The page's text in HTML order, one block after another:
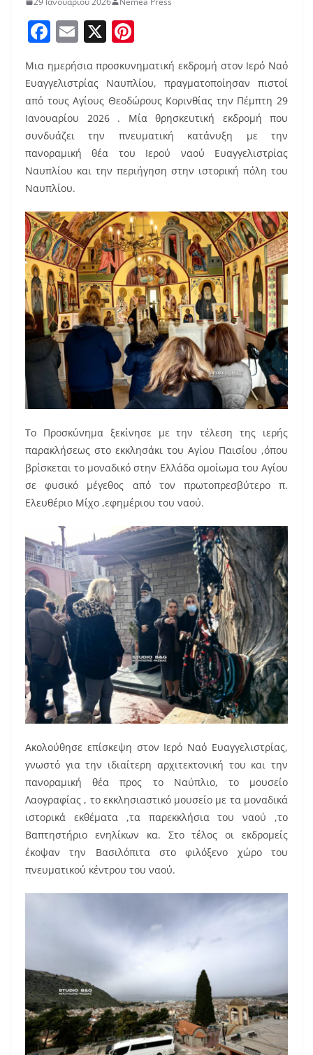
F
c
e
b
o
o
k
E
ai
l
X
er
e
st
Μια ημερήσια προσκυνηματική εκδρομή στον Ιερό Ναό
Ευαγγελιστρίας Ναυπλίου, πραγματοποίησαν πιστοί
από τους Αγίους Θεοδώρους Κορινθίας την Πέμπτη 29
Ιανουαρίου 2026 . Μία θρησκευτική εκδρομή που
συνδυάζει την πνευματική κατάνυξη με την
πανοραμική θέα του Ιερού ναού Ευαγγελιστρίας
Ναυπλίου και την περιήγηση στην ιστορική πόλη του
Ναυπλίου.
Το Προσκύνημα ξεκίνησε με την τέλεση της ιερής
παρακλήσεως στο εκκλησάκι του Αγίου Παισίου ,όπου
βρίσκεται το μοναδικό στην Ελλάδα ομοίωμα του Αγίου
σε φυσικό μέγεθος από τον πρωτοπρεσβύτερο π.
Ελευθέριο Μίχο ,εφημέριου του ναού.
Ακολούθησε επίσκεψη στον Ιερό Ναό Ευαγγελιστρίας,
γνωστό για την ιδιαίτερη αρχιτεκτονική του και την
πανοραμική θέα προς το Ναύπλιο, το μουσείο
Λαογραφίας , το εκκλησιαστικό μουσείο με τα μοναδικά
ιστορικά εκθέματα ,τα παρεκκλήσια του ναού ,το
Βαπτηστήριο ενηλίκων κα. Στο τέλος οι εκδρομείς
έκοψαν την Βασιλόπιτα στο φιλόξενο χώρο του
πνευματικού κέντρου του ναού.